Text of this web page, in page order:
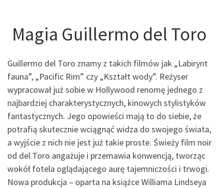
Magia Guillermo del Toro
Guillermo del Toro znamy z takich filmów jak „Labirynt
fauna”, „Pacific Rim” czy „Kształt wody”. Reżyser
wypracował już sobie w Hollywood renomę jednego z
najbardziej charakterystycznych, kinowych stylistyków
fantastycznych. Jego opowieści mają to do siebie, że
potrafią skutecznie wciągnąć widza do swojego świata,
a wyjście z nich nie jest już takie proste. Świeży film noir
od del Toro angażuje i przemawia konwencją, tworząc
wokół fotela oglądającego aurę tajemniczości i trwogi.
Nowa produkcja – oparta na książce Williama Lindseya